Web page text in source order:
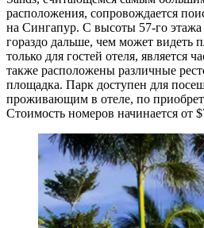
расположения, сопровождается
на Сингапур. С высоты 57-го этажа
гораздо дальше, чем может видеть
только для гостей отеля, является
также расположены различные
площадка. Парк доступен для
проживающим в отеле, по
Стоимость номеров начинается от